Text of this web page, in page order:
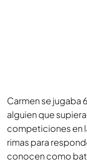
Carmen se jugaba
alguien que
competiciones en
rimas para
conocen como